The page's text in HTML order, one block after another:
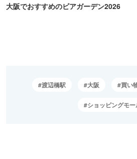
大阪でおすすめのビアガーデン2026
渡辺橋駅 大阪 買い
ショッピングモー